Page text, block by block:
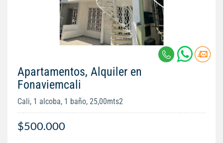
Apartamentos, Alquiler en
Fonaviemcali
Cali, 1 alcoba, 1 baño, 25,00mts2
$500.000